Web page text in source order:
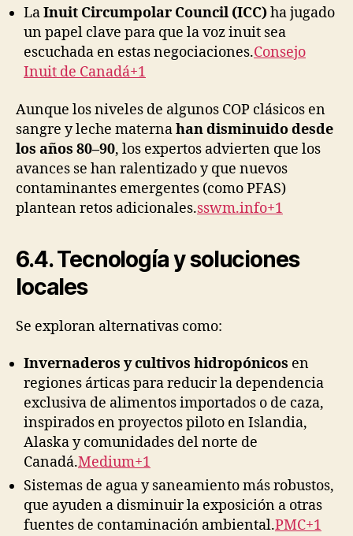
LaInuit Circumpolar Council (ICC)ha jugado
un papel clave para que la voz inuit sea
escuchada en estas negociaciones.Consejo
Inuit de Canadá+1
Aunque los niveles de algunos COP clásicos en
sangre y leche maternahan disminuido desde
los años 80–90, los expertos advierten que los
avances se han ralentizado y que nuevos
contaminantes emergentes (como PFAS)
plantean retos adicionales.sswm.info+1
6.4. Tecnología y soluciones
locales
Se exploran alternativas como:
Invernaderos y cultivos hidropónicos en
regiones árticas para reducir la dependencia
exclusiva de alimentos importados o de caza,
inspirados en proyectos piloto en Islandia,
Alaska y comunidades del norte de
Canadá.Medium+1
Sistemas de agua y saneamiento más robustos,
que ayuden a disminuir la exposición a otras
fuentes de contaminación ambiental.PMC+1